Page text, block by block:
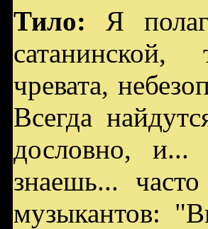
Тило: Я
чревата,
Всегда
дословно,
знаешь...
музыкантов: